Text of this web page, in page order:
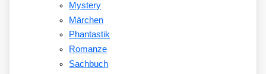
Mystery
Märchen
Phantastik
Romanze
Sachbuch